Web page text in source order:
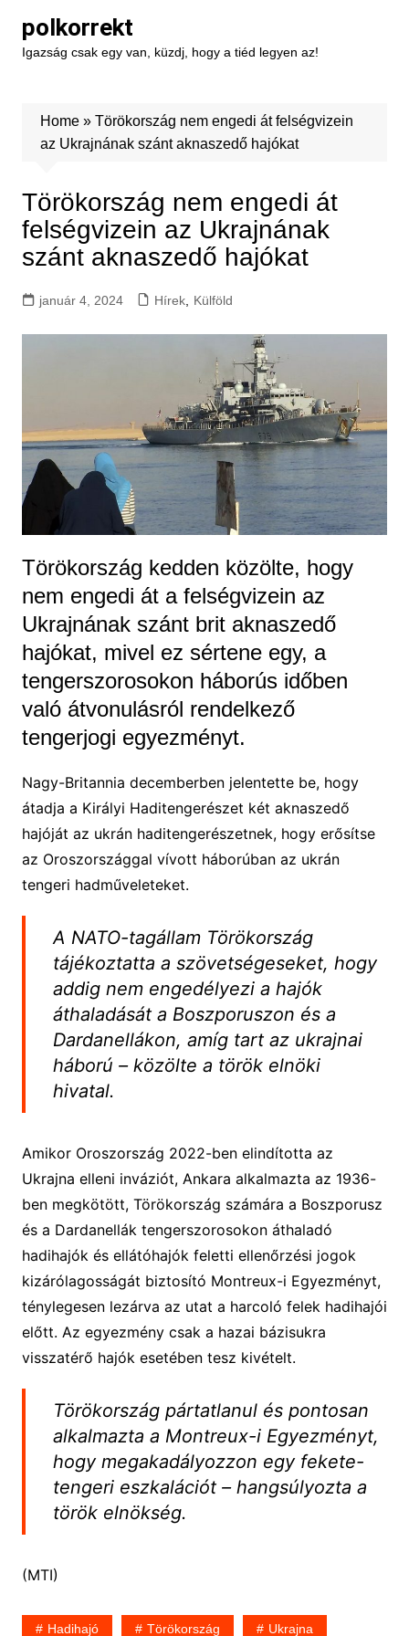
content
polkorrekt
Igazság csak egy van, küzdj, hogy a tiéd legyen az!
Home» Törökország nem engedi át felségvizein
az Ukrajnának szánt aknaszedő hajókat
Törökország nem engedi át
felségvizein az Ukrajnának
szánt aknaszedő hajókat
január 4, 2024 Hírek, Külföld
Törökország kedden közölte, hogy
nem engedi át a felségvizein az
Ukrajnának szánt brit aknaszedő
hajókat, mivel ez sértene egy, a
tengerszorosokon háborús időben
való átvonulásról rendelkező
tengerjogi egyezményt.
Nagy-Britannia decemberben jelentette be, hogy
átadja a Királyi Haditengerészet két aknaszedő
hajóját az ukrán haditengerészetnek, hogy erősítse
az Oroszországgal vívott háborúban az ukrán
tengeri hadműveleteket.
A NATO-tagállam Törökország
tájékoztatta a szövetségeseket, hogy
addig nem engedélyezi a hajók
áthaladását a Boszporuszon és a
Dardanellákon, amíg tart az ukrajnai
háború – közölte a török elnöki
hivatal.
Amikor Oroszország 2022-ben elindította az
Ukrajna elleni inváziót, Ankara alkalmazta az 1936-
ben megkötött, Törökország számára a Boszporusz
és a Dardanellák tengerszorosokon áthaladó
hadihajók és ellátóhajók feletti ellenőrzési jogok
kizárólagosságát biztosító Montreux-i Egyezményt,
ténylegesen lezárva az utat a harcoló felek hadihajói
előtt. Az egyezmény csak a hazai bázisukra
visszatérő hajók esetében tesz kivételt.
Törökország pártatlanul és pontosan
alkalmazta a Montreux-i Egyezményt,
hogy megakadályozzon egy fekete-
tengeri eszkalációt – hangsúlyozta a
török elnökség.
(MTI)
Hadihajó Törökország Ukrajna